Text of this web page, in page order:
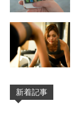
新着記事